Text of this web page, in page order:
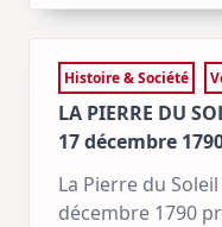
Histoire & Société
LA PIERRE DU
17 décembre
La Pierre du
décembre 1790